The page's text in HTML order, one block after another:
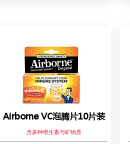
Airborne VC泡腾片10片装
含多种维生素与矿物质